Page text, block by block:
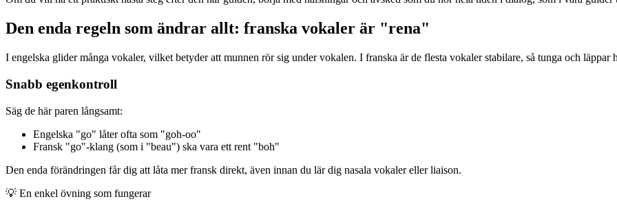
Den enda regeln som ändrar allt: franska vokaler är "rena"
I engelska glider många vokaler, vilket betyder att munnen rör sig under vokalen. I franska är de flesta vokaler stabilare, så tunga och läppar
Snabb egenkontroll
Säg de här paren långsamt:
Engelska "go" låter ofta som "goh-oo"
Fransk "go"-klang (som i "beau") ska vara ett rent "boh"
Den enda förändringen får dig att låta mer fransk direkt, även innan du lär dig nasala vokaler eller liaison.
💡 En enkel övning som fungerar